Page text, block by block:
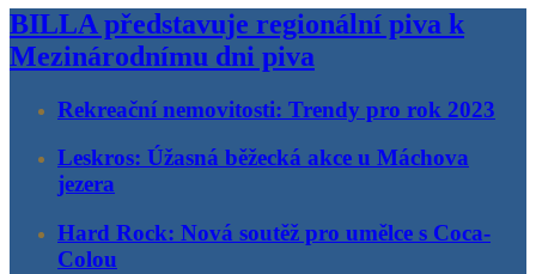
BILLA představuje regionální piva k
Mezinárodnímu dni piva
Rekreační nemovitosti: Trendy pro rok 2023
Leskros: Úžasná běžecká akce u Máchova
jezera
Hard Rock: Nová soutěž pro umělce s Coca-
Colou